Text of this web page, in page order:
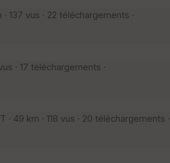
137 vus · 22 téléchargements ·
· 17 téléchargements ·
· 49 km · 118 vus · 20 téléchargements ·